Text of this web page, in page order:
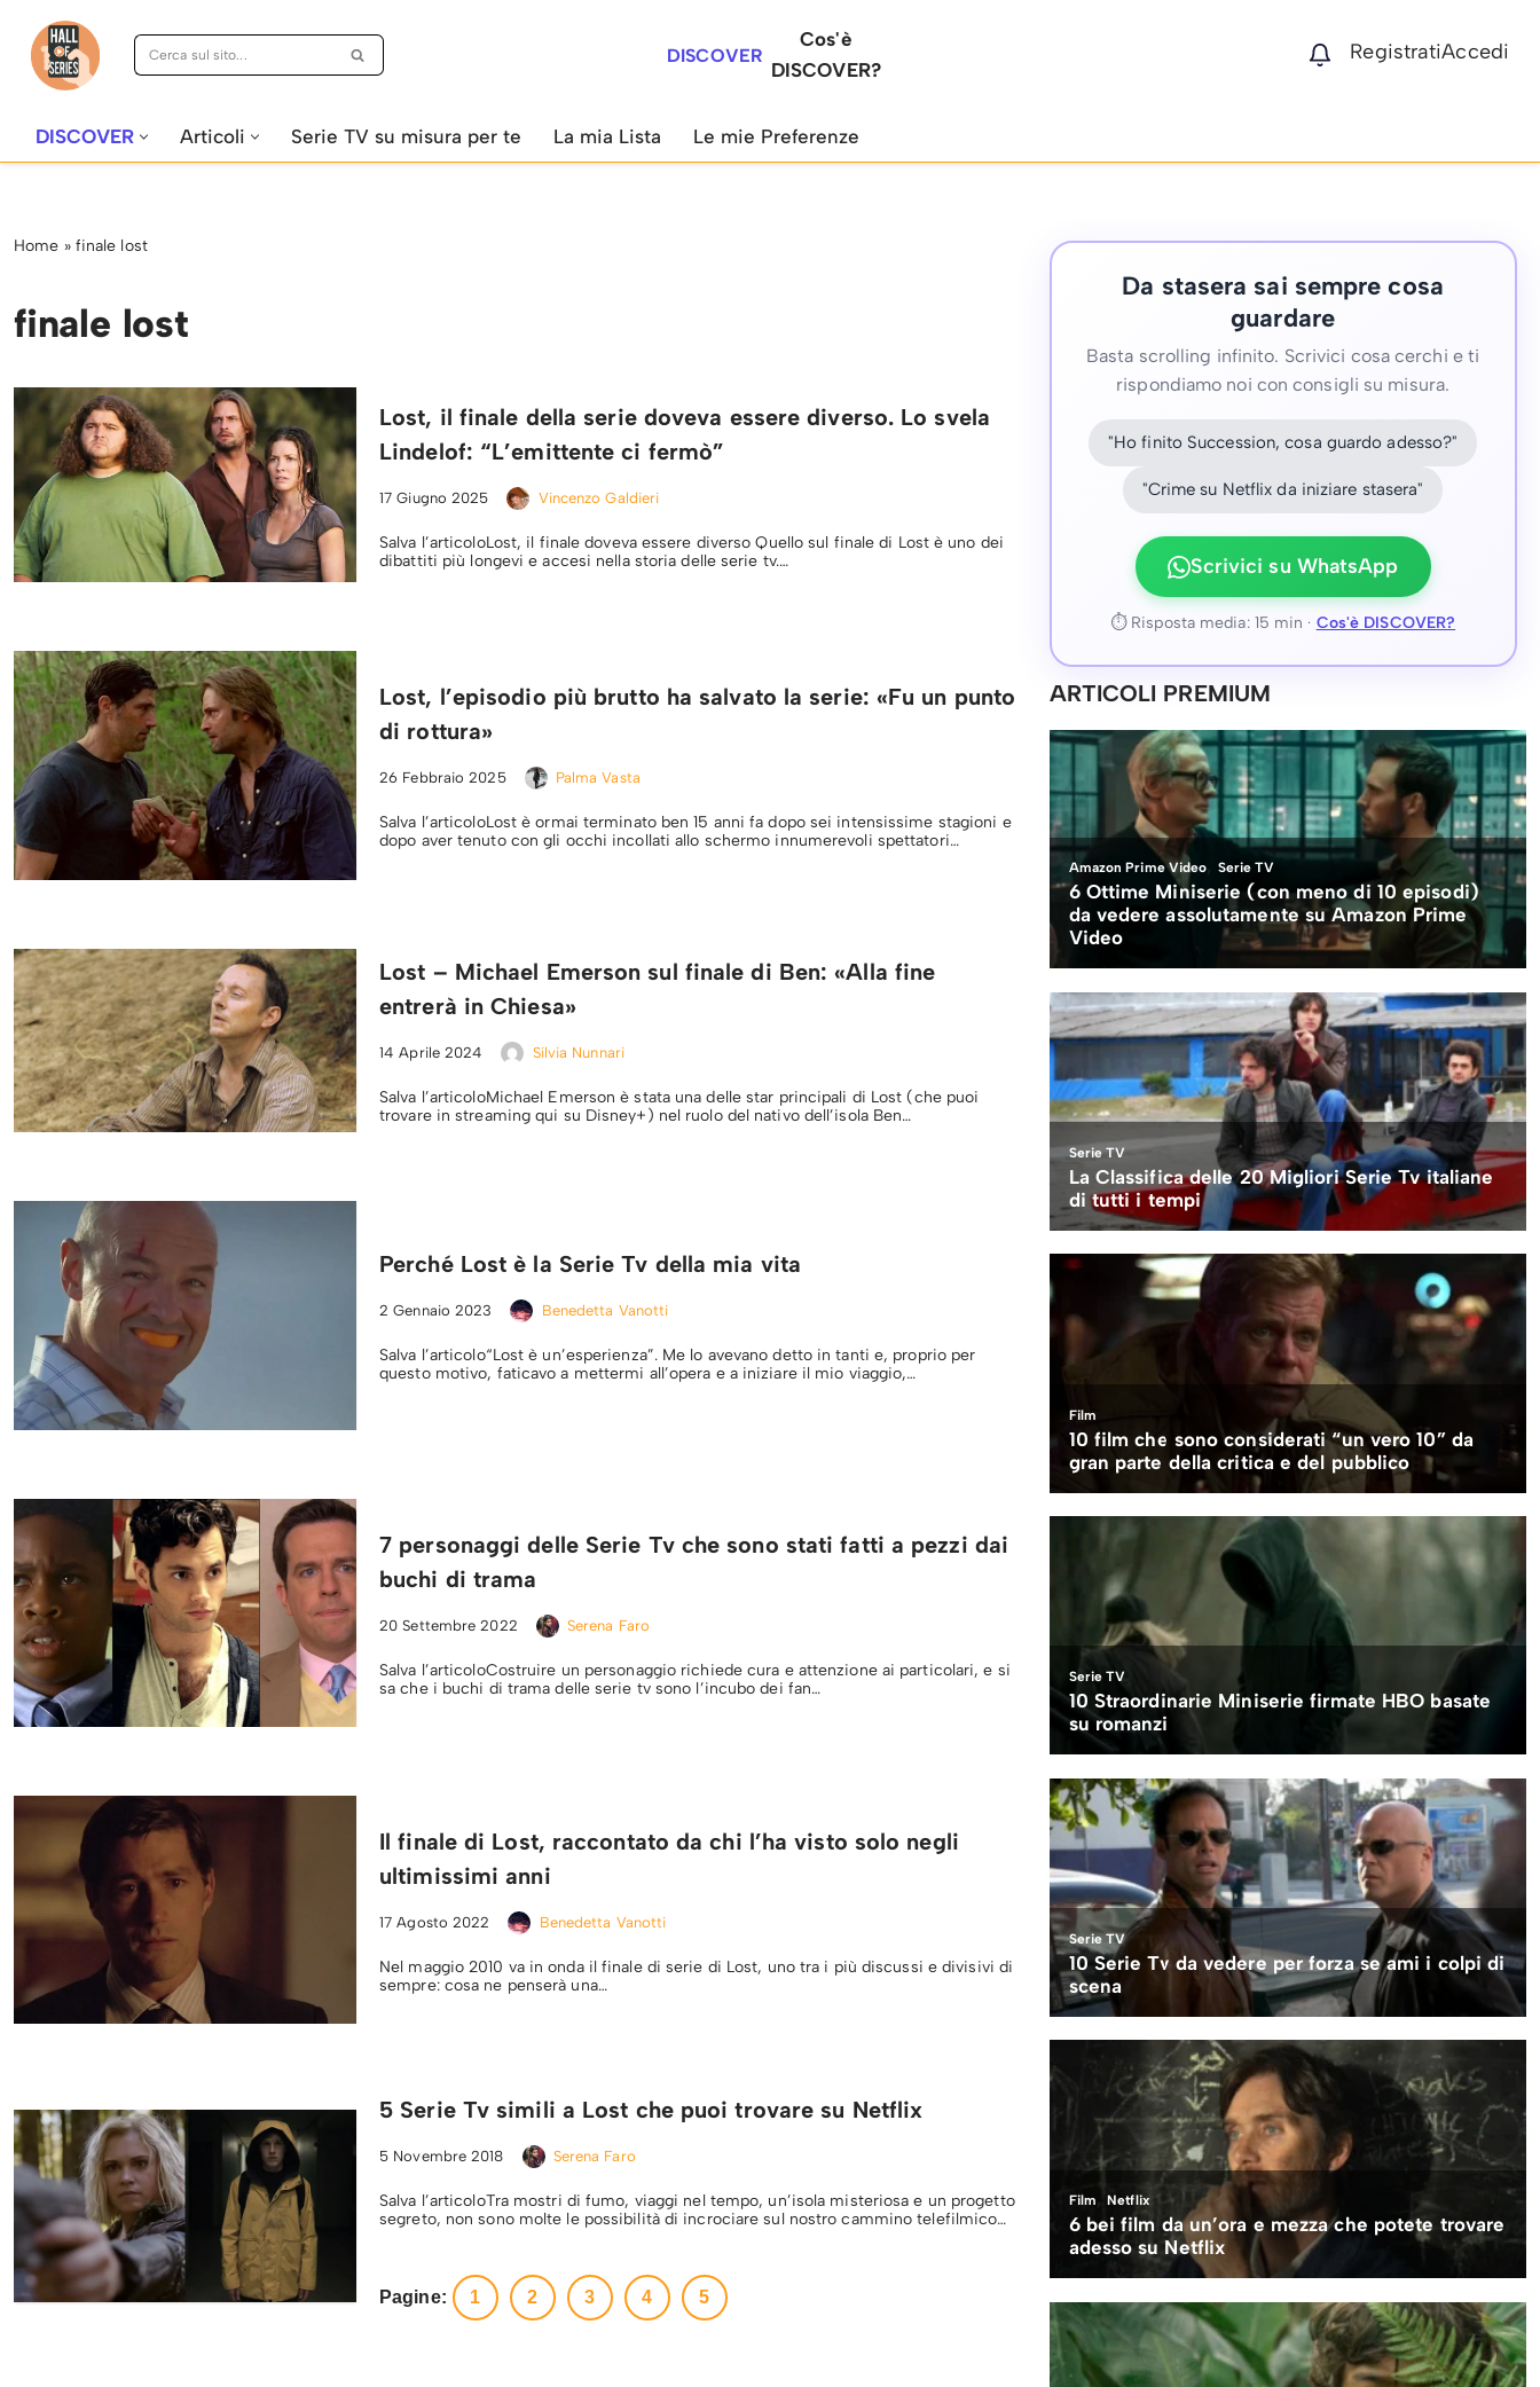
Vai
DISCOVER
Cos'è
DISCOVER?
RegistratiAccedi
DISCOVER Articoli Serie TV su misura per te La mia Lista Le mie Preferenze
Home » finale lost
finale lost
Lost, il finale della serie doveva essere diverso. Lo svela
Lindelof: “L’emittente ci fermò”
17 Giugno 2025 Vincenzo Galdieri
Salva l’articoloLost, il finale doveva essere diverso Quello sul finale di Lost è uno dei
dibattiti più longevi e accesi nella storia delle serie tv.…
Lost, l’episodio più brutto ha salvato la serie: «Fu un punto
di rottura»
26 Febbraio 2025 Palma Vasta
Salva l’articoloLost è ormai terminato ben 15 anni fa dopo sei intensissime stagioni e
dopo aver tenuto con gli occhi incollati allo schermo innumerevoli spettatori…
Lost – Michael Emerson sul finale di Ben: «Alla fine
entrerà in Chiesa»
14 Aprile 2024 Silvia Nunnari
Salva l’articoloMichael Emerson è stata una delle star principali di Lost (che puoi
trovare in streaming qui su Disney+) nel ruolo del nativo dell’isola Ben…
Perché Lost è la Serie Tv della mia vita
2 Gennaio 2023 Benedetta Vanotti
Salva l’articolo“Lost è un’esperienza”. Me lo avevano detto in tanti e, proprio per
questo motivo, faticavo a mettermi all’opera e a iniziare il mio viaggio,…
7 personaggi delle Serie Tv che sono stati fatti a pezzi dai
buchi di trama
20 Settembre 2022 Serena Faro
Salva l’articoloCostruire un personaggio richiede cura e attenzione ai particolari, e si
sa che i buchi di trama delle serie tv sono l’incubo dei fan…
Il finale di Lost, raccontato da chi l’ha visto solo negli
ultimissimi anni
17 Agosto 2022 Benedetta Vanotti
Nel maggio 2010 va in onda il finale di serie di Lost, uno tra i più discussi e divisivi di
sempre: cosa ne penserà una…
5 Serie Tv simili a Lost che puoi trovare su Netflix
5 Novembre 2018 Serena Faro
Salva l’articoloTra mostri di fumo, viaggi nel tempo, un’isola misteriosa e un progetto
segreto, non sono molte le possibilità di incrociare sul nostro cammino telefilmico…
Pagine: 1 2 3 4 5
Da stasera sai sempre cosa
guardare
Basta scrolling infinito. Scrivici cosa cerchi e ti
rispondiamo noi con consigli su misura.
"Ho finito Succession, cosa guardo adesso?"
"Crime su Netflix da iniziare stasera"
Scrivici su WhatsApp
⏱ Risposta media: 15 min · Cos'è DISCOVER?
ARTICOLI PREMIUM